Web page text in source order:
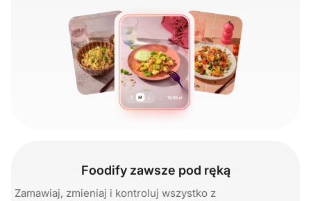
Foodify zawsze pod ręką
Zamawiaj, zmieniaj i kontroluj wszystko z